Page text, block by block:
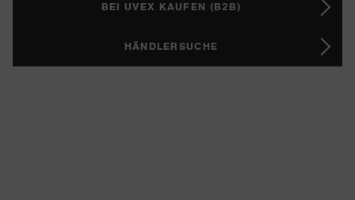
BEI UVEX KAUFEN (B2B)
HÄNDLERSUCHE